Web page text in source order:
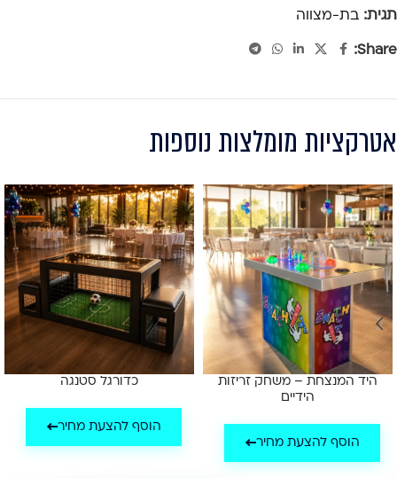
תגית: בת-מצווה
Share:
אטרקציות מומלצות נוספות
היד המנצחת – משחק זריזות
הידיים
הוסף להצעת מחיר
כדורגל סטנגה
הוסף להצעת מחיר